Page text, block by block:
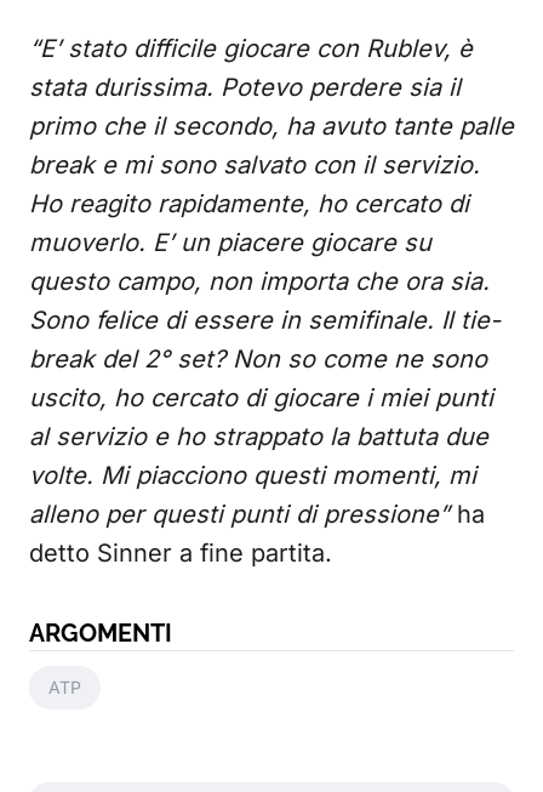
“E’ stato difficile giocare con Rublev, è
stata durissima. Potevo perdere sia il
primo che il secondo, ha avuto tante palle
break e mi sono salvato con il servizio.
Ho reagito rapidamente, ho cercato di
muoverlo. E’ un piacere giocare su
questo campo, non importa che ora sia.
Sono felice di essere in semifinale. Il tie-
break del 2° set? Non so come ne sono
uscito, ho cercato di giocare i miei punti
al servizio e ho strappato la battuta due
volte. Mi piacciono questi momenti, mi
alleno per questi punti di pressione”ha
detto Sinner a fine partita.
ARGOMENTI
ATP